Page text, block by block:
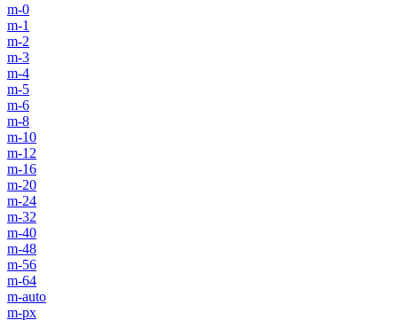
m-0
m-1
m-2
m-3
m-4
m-5
m-6
m-8
m-10
m-12
m-16
m-20
m-24
m-32
m-40
m-48
m-56
m-64
m-auto
m-px